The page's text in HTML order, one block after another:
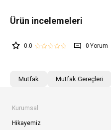
0.0 0
Mutfak Mutfak Gereçleri
Kurumsal
Hikayemiz